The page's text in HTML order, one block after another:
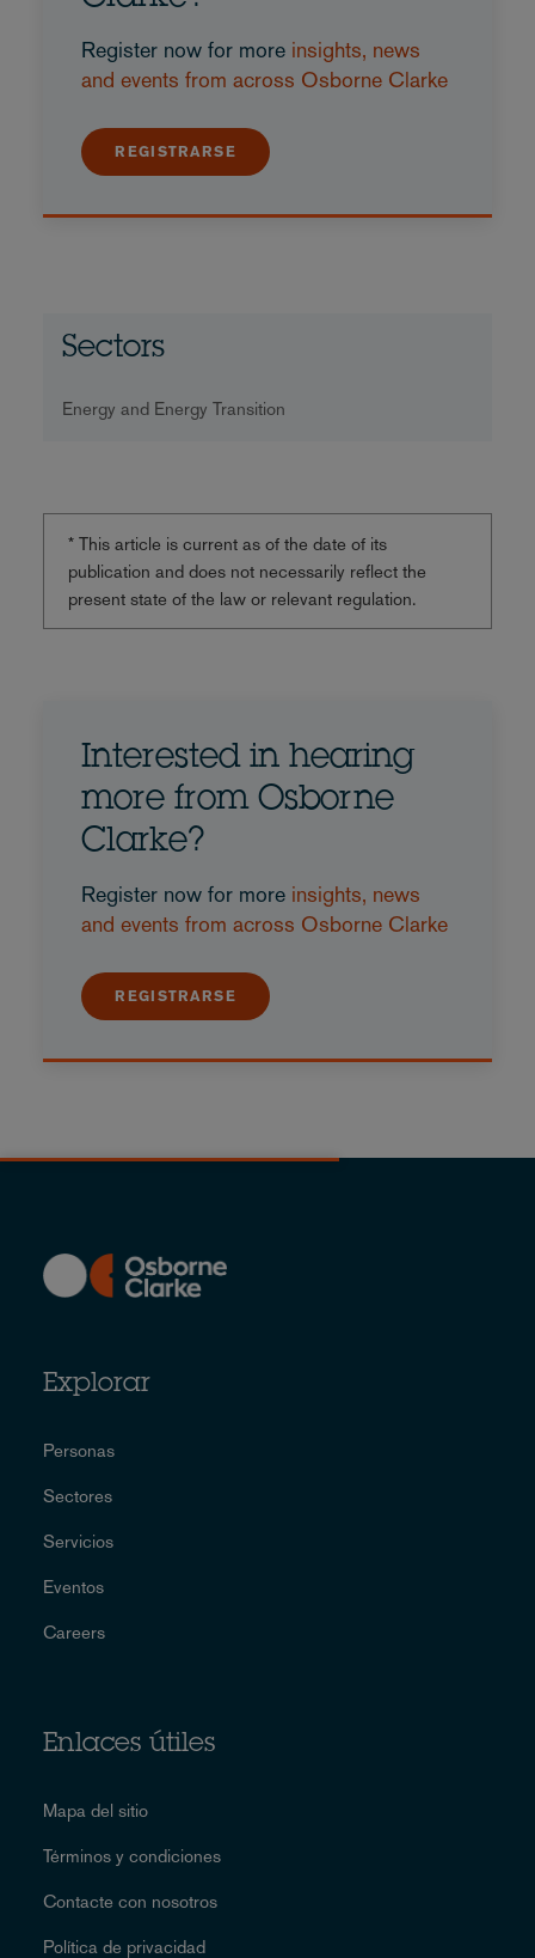
Register now for more insights, news
and events from across Osborne Clarke
REGISTRARSE
Sectors
Energy and Energy Transition
* This article is current as of the date of its
publication and does not necessarily reflect the
present state of the law or relevant regulation.
Interested in hearing
more from Osborne
Clarke?
Register now for more insights, news
and events from across Osborne Clarke
REGISTRARSE
Explorar
Personas
Sectores
Servicios
Eventos
Careers
Enlaces útiles
Mapa del sitio
Términos y condiciones
Contacte con nosotros
Política de privacidad